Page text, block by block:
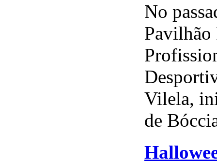
No
Pavilhão
Vilela,
de